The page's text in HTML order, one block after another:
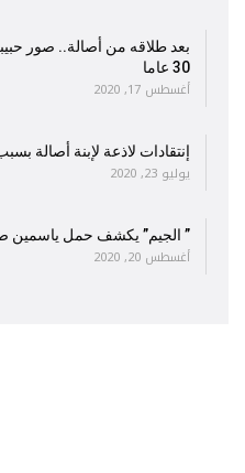
بعد طلاقه من أصالة.. صور
30 عاما
أغسطس 17, 2020
إنتقادات لاذعة لإبنة أصالة
يوليو 23, 2020
” الجيم” يكشف حمل ياسمين
أغسطس 20, 2020